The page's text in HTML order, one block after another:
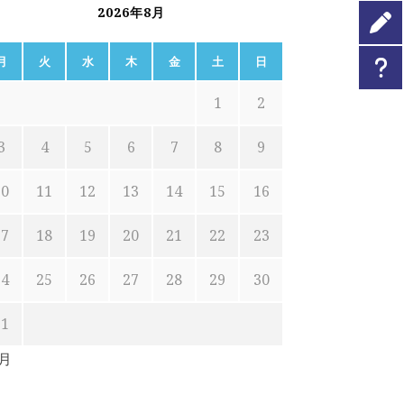
2026年8月
火 水 木 金 土 日
1 2
4 5 6 7 8 9
11 12 13 14 15 16
18 19 20 21 22 23
25 26 27 28 29 30